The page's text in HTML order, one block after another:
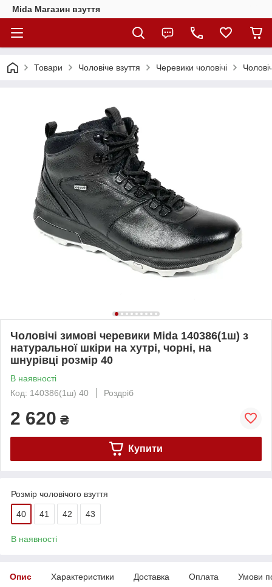
Mida Магазин взуття
Товари Чоловіче взуття Черевики чоловічі
Чоловічі зимові черевики Mida 140386(1ш) з
натуральної шкіри на хутрі, чорні, на
шнурівці розмір 40
В наявності
Код: 140386(1ш) 40
Роздріб
2 620 ₴
Купити
Розмір чоловічого взуття
40 41 42 43
В наявності
Опис Характеристики Доставка Оплата Умови